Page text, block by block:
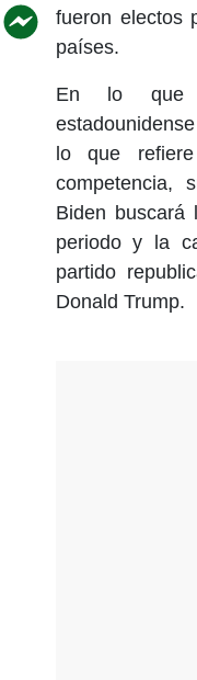
fueron electos
países.
En lo que
lo que
competencia,
Biden buscará
periodo y la
partido
Donald Trump.